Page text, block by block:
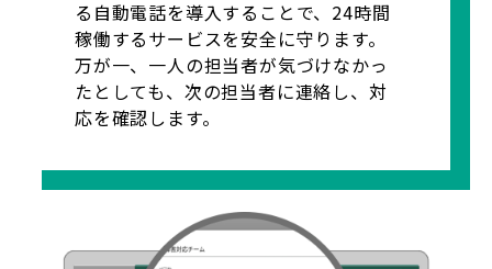
る自動電話を導入することで、24時間
稼働するサービスを安全に守ります。
万が一、一人の担当者が気づけなかっ
たとしても、次の担当者に連絡し、対
応を確認します。